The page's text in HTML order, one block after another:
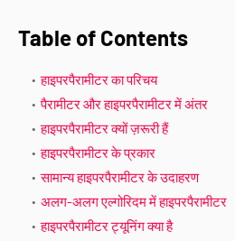
Table of Contents
हाइपरपैरामीटर का परिचय
पैरामीटर और हाइपरपैरामीटर में अंतर
हाइपरपैरामीटर क्यों ज़रूरी हैं
हाइपरपैरामीटर के प्रकार
सामान्य हाइपरपैरामीटर के उदाहरण
अलग-अलग एल्गोरिदम में हाइपरपैरामीटर
हाइपरपैरामीटर ट्यूनिंग क्या है